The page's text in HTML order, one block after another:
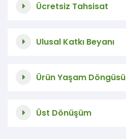
Ücretsiz Tahsisat
Ulusal Katkı Beyanı
Ürün Yaşam Döngüsü
Üst Dönüşüm